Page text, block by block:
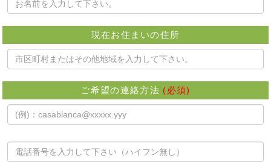
現在お住まいの住所
ご希望の連絡方法 (必須)